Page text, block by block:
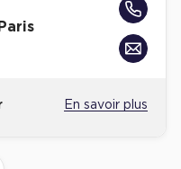
En savoir plus